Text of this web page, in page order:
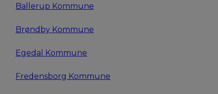
Ballerup Kommune
Brøndby Kommune
Egedal Kommune
Fredensborg Kommune